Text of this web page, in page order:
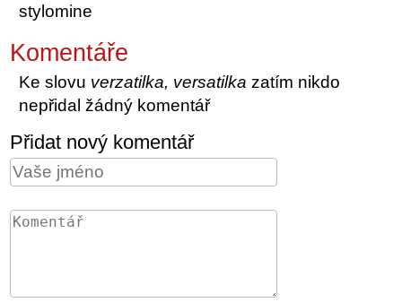
stylomine
Komentáře
Ke slovu verzatilka, versatilka zatím nikdo
nepřidal žádný komentář
Přidat nový komentář